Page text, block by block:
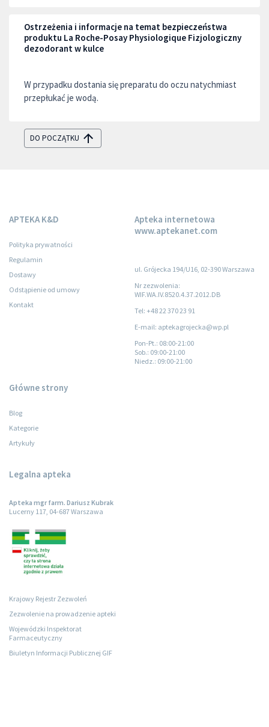
Ostrzeżenia i informacje na temat bezpieczeństwa
produktu La Roche-Posay Physiologique Fizjologiczny
dezodorant w kulce
W przypadku dostania się preparatu do oczu natychmiast
przepłukać je wodą.
DO POCZĄTKU
APTEKA K&D
Polityka prywatności
Regulamin
Dostawy
Odstąpienie od umowy
Kontakt
Apteka internetowa
www.aptekanet.com
ul. Grójecka 194/U16, 02-390 Warszawa
Nr zezwolenia:
WIF.WA.IV.8520.4.37.2012.DB
Tel: +48 22 370 23 91
E-mail: aptekagrojecka@wp.pl
Pon-Pt.: 08:00-21:00
Sob.: 09:00-21:00
Niedz.: 09:00-21:00
Główne strony
Blog
Kategorie
Artykuły
Legalna apteka
Apteka mgr farm. Dariusz Kubrak
Lucerny 117, 04-687 Warszawa
Krajowy Rejestr Zezwoleń
Zezwolenie na prowadzenie apteki
Wojewódzki Inspektorat
Farmaceutyczny
Biuletyn Informacji Publicznej GIF